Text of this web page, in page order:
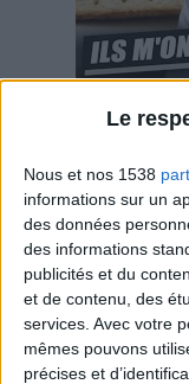
Le
Nous et nos 1538
informations sur un
des données
des informations
publicités et du
et de contenu, des
services. Avec votre
mêmes pouvons
précises et
Ces